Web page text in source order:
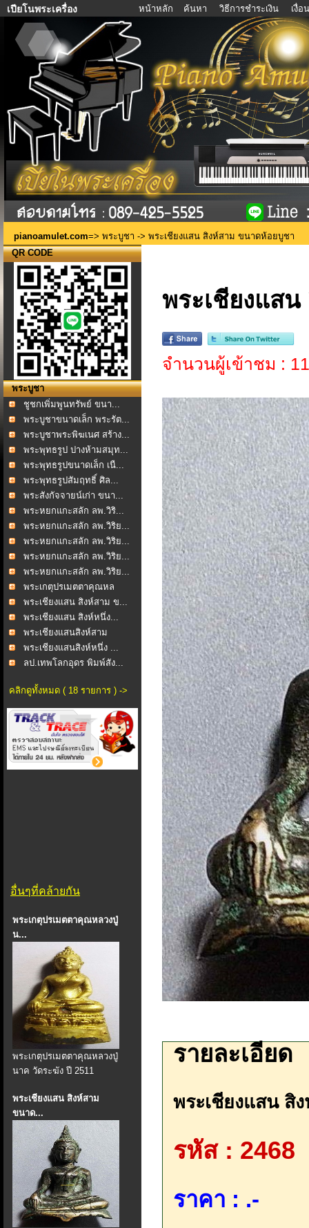
เปียโนพระเครื่อง หน้าหลัก ค้นหา วิธีการชำระเงิน เงื่
pianoamulet.com=> พระบูชา -> พระเชียงแสน สิงห์สาม ขนาดห้อยบูชา
QR CODE
พระบูชา
ชูชกเพิ่มพูนทรัพย์ ขนา...
พระบูชาขนาดเล็ก พระรัต...
พระบูชาพระพิฆเนศ สร้าง...
พระพุทธรูป ปางห้ามสมุท...
พระพุทธรูปขนาดเล็ก เนื...
พระพุทธรูปสัมฤทธิ์ ศิล...
พระสังกัจจายน์เก่า ขนา...
พระหยกแกะสลัก ลพ.วิริ...
พระหยกแกะสลัก ลพ.วิริย...
พระหยกแกะสลัก ลพ.วิริย...
พระหยกแกะสลัก ลพ.วิริย...
พระหยกแกะสลัก ลพ.วิริย...
พระเกตุปรเมตตาคุณหล
วงป...พระเชียงแสน สิงห์สาม ข...
พระเชียงแสน สิงห์หนึ่ง...
พระเชียงแสนสิงห์สาม
พระเชียงแสนสิงห์หนึ่ง ...
ลป.เทพโลกอุดร พิมพ์สัง...
คลิกดูทั้งหมด ( 18 รายการ ) ->
อื่นๆที่คล้ายกัน
พระเกตุปรเมตตาคุณหลวงปู่
น...
พระเกตุปรเมตตาคุณหลวงปู่
นาค วัดระฆัง ปี 2511
พระเชียงแสน สิงห์สาม
ขนาด...
พระเชียงแส
จำนวนผู้เข้าชม :
รายละเอียด
พระเชียงแสน สิ
รหัส : 2468
ราคา : .-